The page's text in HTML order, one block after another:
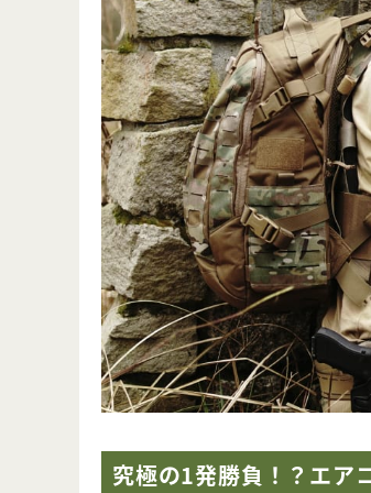
究極の1発勝負！？エア